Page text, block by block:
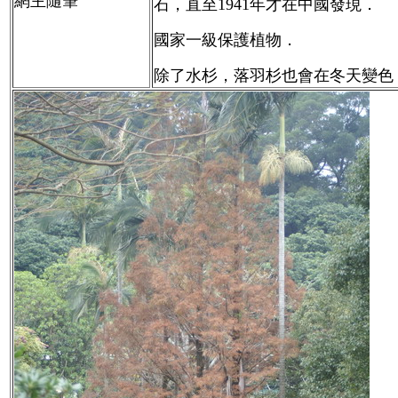
石，直至1941年才在中國發現．
國家一級保護植物．
除了水杉，落羽杉也會在冬天變色